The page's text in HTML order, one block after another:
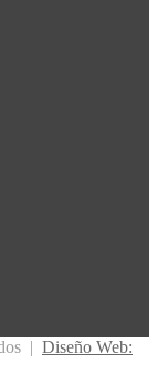
| Diseño Web: